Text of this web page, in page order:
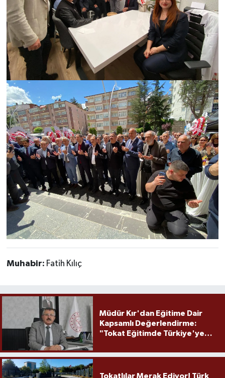
Muhabir: Fatih Kılıç
Müdür Kır'dan Eğitime Dair
Kapsamlı Değerlendirme:
"Tokat Eğitimde Türkiye'ye
Tokatlılar Merak Ediyor! Türk